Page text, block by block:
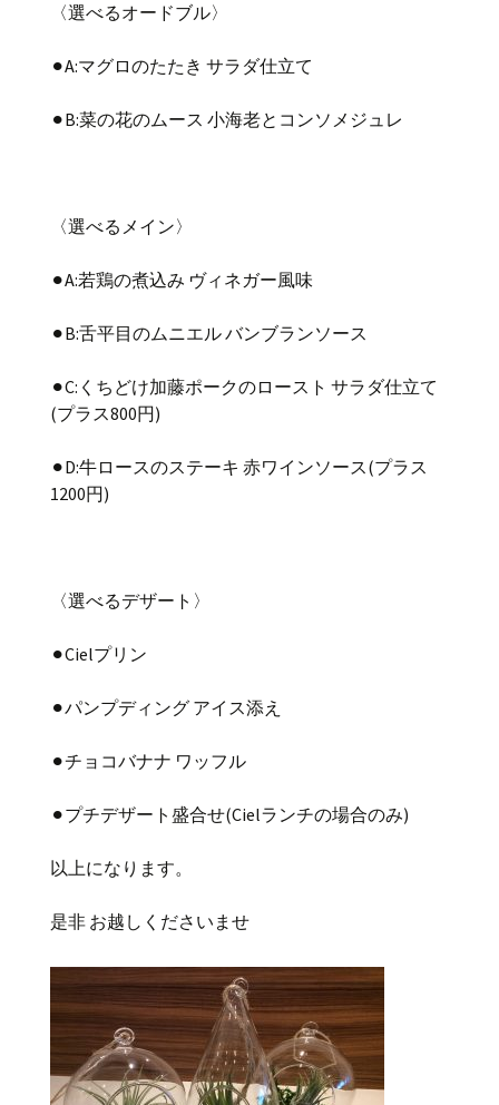
〈選べるオードブル〉
⚫︎A:マグロのたたき サラダ仕立て
⚫︎B:菜の花のムース 小海老とコンソメジュレ
〈選べるメイン〉
⚫︎A:若鶏の煮込み ヴィネガー風味
⚫︎B:舌平目のムニエル バンブランソース
⚫︎C:くちどけ加藤ポークのロースト サラダ仕立て
(プラス800円)
⚫︎D:牛ロースのステーキ 赤ワインソース(プラス
1200円)
〈選べるデザート〉
⚫︎Cielプリン
⚫︎パンプディング アイス添え
⚫︎チョコバナナ ワッフル
⚫︎プチデザート盛合せ(Cielランチの場合のみ)
以上になります。
是非 お越しくださいませ